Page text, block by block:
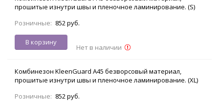
прошитые изнутри швы и пленочное ламинирование. (S)
Розничные: 852 руб.
В корзину
Нет в наличии
Комбинезон KleenGuard A45 безворсовый материал,
прошитые изнутри швы и пленочное ламинирование. (XL)
Розничные: 852 руб.